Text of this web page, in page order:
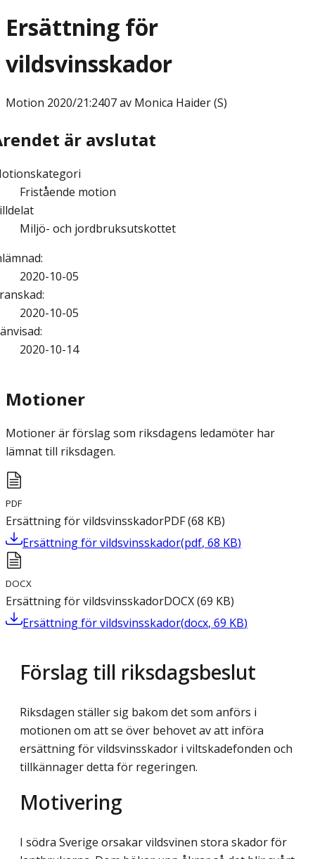
Ersättning för
vildsvinsskador
Motion 2020/21:2407 av Monica Haider (S)
är avslutat
Fristående motion
Miljö- och jordbruksutskottet
:
2020-10-05
:
2020-10-05
:
2020-10-14
Motioner
Motioner är förslag som riksdagens ledamöter har
lämnat till riksdagen.
PDF
Ersättning för vildsvinsskadorPDF(68 KB)
Ersättning för vildsvinsskador(pdf, 68 KB)
DOCX
Ersättning för vildsvinsskadorDOCX(69 KB)
Ersättning för vildsvinsskador(docx, 69 KB)
Förslag till riksdagsbeslut
Riksdagen ställer sig bakom det som anförs i
motionen om att se över behovet av att införa
ersättning för vildsvinsskador i viltskadefonden och
tillkännager detta för regeringen.
Motivering
I södra Sverige orsakar vildsvinen stora skador för